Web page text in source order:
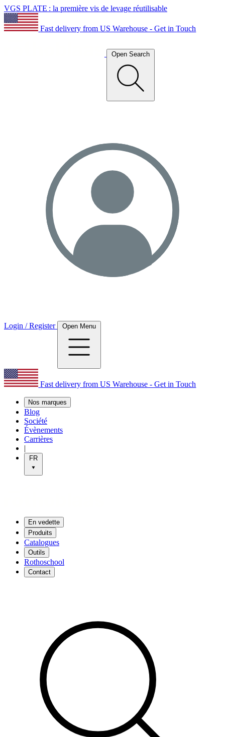
VGS PLATE : la première vis de levage réutilisable
Fast delivery from US Warehouse - Get in Touch
Open Search
Login / Register Open Menu
Fast delivery from US Warehouse - Get in Touch
Nos marques
Blog
Société
Évènements
Carrières
|
FR
En vedette
Produits
Catalogues
Outils
Rothoschool
Contact